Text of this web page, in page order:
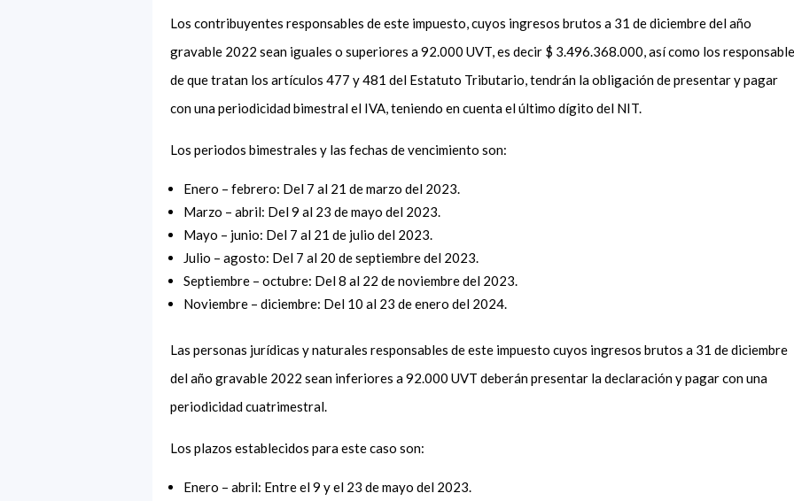
Los contribuyentes responsables de este impuesto, cuyos ingresos brutos a 31 de diciembre del año
gravable 2022 sean iguales o superiores a 92.000 UVT, es decir $ 3.496.368.000, así como los
de que tratan los artículos 477 y 481 del Estatuto Tributario, tendrán la obligación de presentar y pagar
con una periodicidad bimestral el IVA, teniendo en cuenta el último dígito del NIT.
Los periodos bimestrales y las fechas de vencimiento son:
Enero – febrero: Del 7 al 21 de marzo del 2023.
Marzo – abril: Del 9 al 23 de mayo del 2023.
Mayo – junio: Del 7 al 21 de julio del 2023.
Julio – agosto: Del 7 al 20 de septiembre del 2023.
Septiembre – octubre: Del 8 al 22 de noviembre del 2023.
Noviembre – diciembre: Del 10 al 23 de enero del 2024.
Las personas jurídicas y naturales responsables de este impuesto cuyos ingresos brutos a 31 de diciembre
del año gravable 2022 sean inferiores a 92.000 UVT deberán presentar la declaración y pagar con una
periodicidad cuatrimestral.
Los plazos establecidos para este caso son:
Enero – abril: Entre el 9 y el 23 de mayo del 2023.